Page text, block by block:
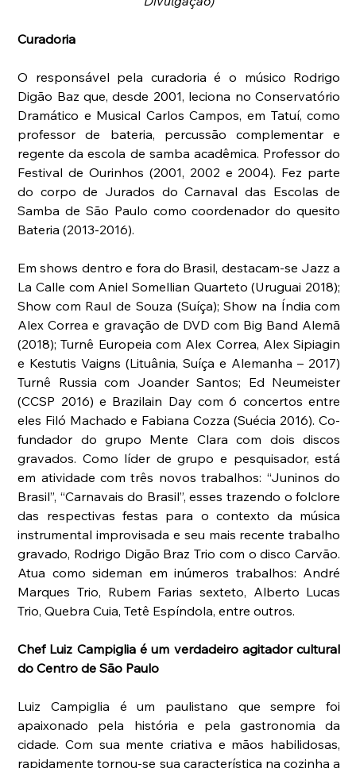
Curadoria
O responsável pela curadoria é o músico Rodrigo
Digão Baz que, desde 2001, leciona no Conservatório
Dramático e Musical Carlos Campos, em Tatuí, como
professor de bateria, percussão complementar e
regente da escola de samba acadêmica. Professor do
Festival de Ourinhos (2001, 2002 e 2004). Fez parte
do corpo de Jurados do Carnaval das Escolas de
Samba de São Paulo como coordenador do quesito
Bateria (2013-2016).
Em shows dentro e fora do Brasil, destacam-se Jazz a
La Calle com Aniel Somellian Quarteto (Uruguai 2018);
Show com Raul de Souza (Suíça); Show na Índia com
Alex Correa e gravação de DVD com Big Band Alemã
(2018); Turnê Europeia com Alex Correa, Alex Sipiagin
e Kestutis Vaigns (Lituânia, Suíça e Alemanha – 2017)
Turnê Russia com Joander Santos; Ed Neumeister
(CCSP 2016) e Brazilain Day com 6 concertos entre
eles Filó Machado e Fabiana Cozza (Suécia 2016). Co-
fundador do grupo Mente Clara com dois discos
gravados. Como líder de grupo e pesquisador, está
em atividade com três novos trabalhos: “Juninos do
Brasil”, “Carnavais do Brasil”, esses trazendo o folclore
das respectivas festas para o contexto da música
instrumental improvisada e seu mais recente trabalho
gravado, Rodrigo Digão Braz Trio com o disco Carvão.
Atua como sideman em inúmeros trabalhos: André
Marques Trio, Rubem Farias sexteto, Alberto Lucas
Trio, Quebra Cuia, Tetê Espíndola, entre outros.
Chef Luiz Campiglia é um verdadeiro agitador cultural
do Centro de São Paulo
Luiz Campiglia é um paulistano que sempre foi
apaixonado pela história e pela gastronomia da
cidade. Com sua mente criativa e mãos habilidosas,
rapidamente tornou-se sua característica na cozinha a